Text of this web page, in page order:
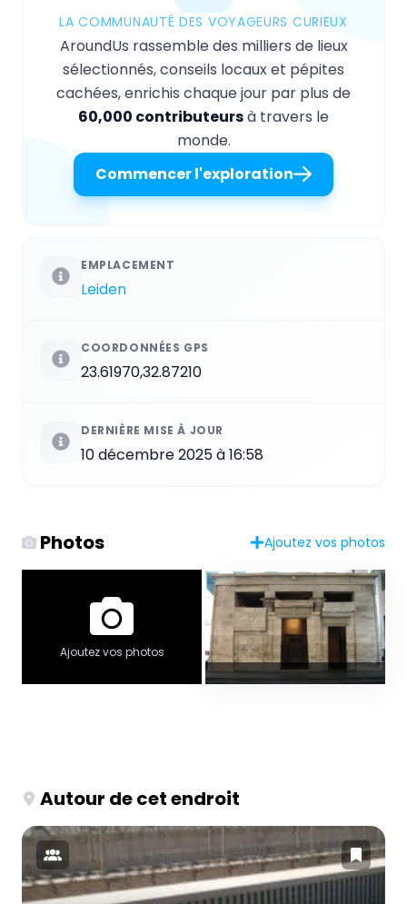
LA COMMUNAUTÉ DES VOYAGEURS CURIEUX
AroundUs rassemble des milliers de lieux
sélectionnés, conseils locaux et pépites
cachées, enrichis chaque jour par plus de
60,000 contributeursà travers le
monde.
Commencer l'exploration
EMPLACEMENT
Leiden
COORDONNÉES GPS
23.61970,32.87210
DERNIÈRE MISE À JOUR
10 décembre 2025 à 16:58
Photos Ajoutez vos photos
Ajoutez vos photos
Autour de cet endroit